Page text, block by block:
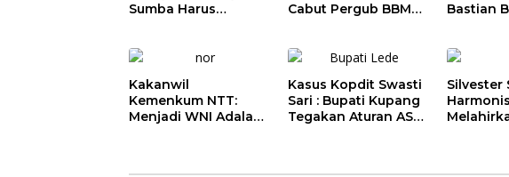
Sumba Harus
Cabut Pergub BBM
Tagih Pajak
Bastian
Hakim
Kakanwil
Kemenkum NTT:
Menjadi WNI Adalah
Kasus Kopdit Swasti
Sari : Bupati Kupang
Tegakan Aturan ASN,
Silvester